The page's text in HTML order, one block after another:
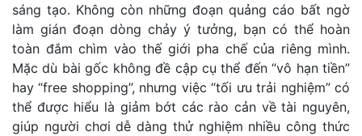
sáng tạo. Không còn những đoạn quảng cáo bất ngờ
làm gián đoạn dòng chảy ý tưởng, bạn có thể hoàn
toàn đắm chìm vào thế giới pha chế của riêng mình.
Mặc dù bài gốc không đề cập cụ thể đến “vô hạn tiền”
hay “free shopping”, nhưng việc “tối ưu trải nghiệm” có
thể được hiểu là giảm bớt các rào cản về tài nguyên,
giúp người chơi dễ dàng thử nghiệm nhiều công thức